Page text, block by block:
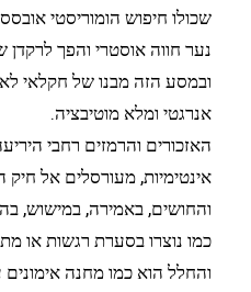
שכולו חיפוש הומוריסטי
נער חווה אוסטרי והפך לרקדן
ובמסע הזה מבנו של חקלאי
אנרגטי ומלא מוטיבציה.
האזכורים והרמזים רחבי
אינטימיות, מעורסלים אל
והחושים, באמירה, במישוש,
כמו נוצרו בסערת רגשות או
והחלל הוא כמו מחנה